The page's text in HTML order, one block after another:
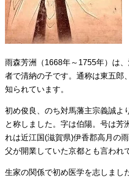
雨森芳洲（1668年～1755年）は
者で清納の子です。通称は東五郎
知られています。
初め俊良、のち対馬藩主宗義誠よ
と称しました。字は伯陽。号は芳
れは近江国(滋賀県)伊香郡高月の
父が開業していた京都とも言われ
生家の関係で初め医学を志しまし